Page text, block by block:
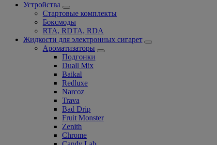
Устройства
Стартовые комплекты
Боксмоды
RTA, RDTA, RDA
Жидкости для электронных сигарет
Ароматизаторы
Подгонки
Duall Mix
Baikal
Redluxe
Narcoz
Trava
Bad Drip
Fruit Monster
Zenith
Chrome